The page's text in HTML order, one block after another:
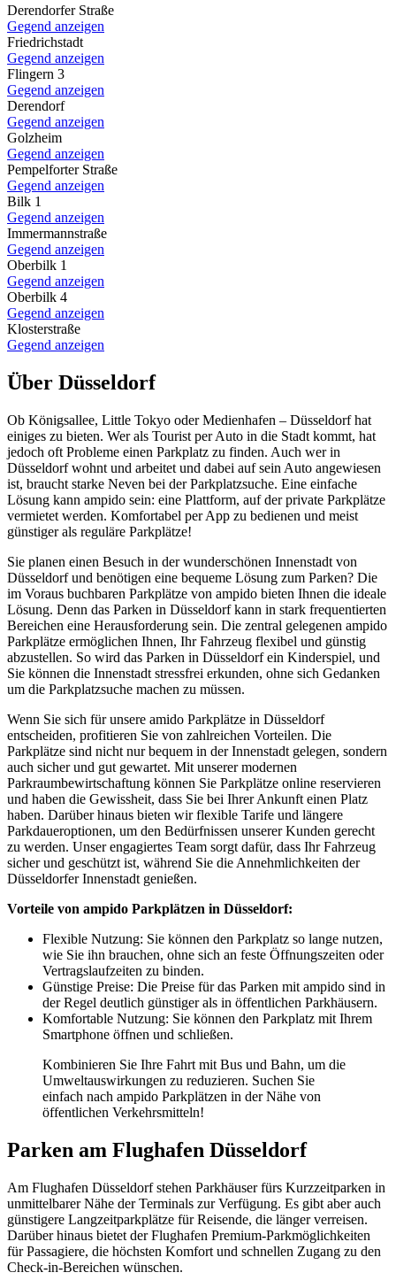
Derendorfer Straße
Gegend anzeigen
Friedrichstadt
Gegend anzeigen
Flingern 3
Gegend anzeigen
Derendorf
Gegend anzeigen
Golzheim
Gegend anzeigen
Pempelforter Straße
Gegend anzeigen
Bilk 1
Gegend anzeigen
Immermannstraße
Gegend anzeigen
Oberbilk 1
Gegend anzeigen
Oberbilk 4
Gegend anzeigen
Klosterstraße
Gegend anzeigen
Über Düsseldorf
Ob Königsallee, Little Tokyo oder Medienhafen – Düsseldorf hat
einiges zu bieten. Wer als Tourist per Auto in die Stadt kommt, hat
jedoch oft Probleme einen Parkplatz zu finden. Auch wer in
Düsseldorf wohnt und arbeitet und dabei auf sein Auto angewiesen
ist, braucht starke Neven bei der Parkplatzsuche. Eine einfache
Lösung kann ampido sein: eine Plattform, auf der private Parkplätze
vermietet werden. Komfortabel per App zu bedienen und meist
günstiger als reguläre Parkplätze!
Sie planen einen Besuch in der wunderschönen Innenstadt von
Düsseldorf und benötigen eine bequeme Lösung zum Parken? Die
im Voraus buchbaren Parkplätze von ampido bieten Ihnen die ideale
Lösung. Denn das Parken in Düsseldorf kann in stark frequentierten
Bereichen eine Herausforderung sein. Die zentral gelegenen ampido
Parkplätze ermöglichen Ihnen, Ihr Fahrzeug flexibel und günstig
abzustellen. So wird das Parken in Düsseldorf ein Kinderspiel, und
Sie können die Innenstadt stressfrei erkunden, ohne sich Gedanken
um die Parkplatzsuche machen zu müssen.
Wenn Sie sich für unsere amido Parkplätze in Düsseldorf
entscheiden, profitieren Sie von zahlreichen Vorteilen. Die
Parkplätze sind nicht nur bequem in der Innenstadt gelegen, sondern
auch sicher und gut gewartet. Mit unserer modernen
Parkraumbewirtschaftung können Sie Parkplätze online reservieren
und haben die Gewissheit, dass Sie bei Ihrer Ankunft einen Platz
haben. Darüber hinaus bieten wir flexible Tarife und längere
Parkdaueroptionen, um den Bedürfnissen unserer Kunden gerecht
zu werden. Unser engagiertes Team sorgt dafür, dass Ihr Fahrzeug
sicher und geschützt ist, während Sie die Annehmlichkeiten der
Düsseldorfer Innenstadt genießen.
Vorteile von ampido Parkplätzen in Düsseldorf:
Flexible Nutzung: Sie können den Parkplatz so lange nutzen,
wie Sie ihn brauchen, ohne sich an feste Öffnungszeiten oder
Vertragslaufzeiten zu binden.
Günstige Preise: Die Preise für das Parken mit ampido sind in
der Regel deutlich günstiger als in öffentlichen Parkhäusern.
Komfortable Nutzung: Sie können den Parkplatz mit Ihrem
Smartphone öffnen und schließen.
Kombinieren Sie Ihre Fahrt mit Bus und Bahn, um die
Umweltauswirkungen zu reduzieren. Suchen Sie
einfach nach ampido Parkplätzen in der Nähe von
öffentlichen Verkehrsmitteln!
Parken am Flughafen Düsseldorf
Am Flughafen Düsseldorf stehen Parkhäuser fürs Kurzzeitparken in
unmittelbarer Nähe der Terminals zur Verfügung. Es gibt aber auch
günstigere Langzeitparkplätze für Reisende, die länger verreisen.
Darüber hinaus bietet der Flughafen Premium-Parkmöglichkeiten
für Passagiere, die höchsten Komfort und schnellen Zugang zu den
Check-in-Bereichen wünschen.